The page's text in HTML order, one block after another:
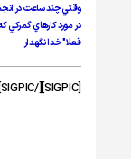
وقتي چند ساعت در
در مورد کارهاي گمرکي
فعلا" خدا نگهدار
[SIGPIC][/SIGPIC]